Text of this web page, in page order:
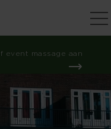
event massage aan